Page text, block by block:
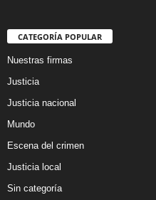
CATEGORÍA POPULAR
Nuestras firmas
Justicia
Justicia nacional
Mundo
Escena del crimen
Justicia local
Sin categoría